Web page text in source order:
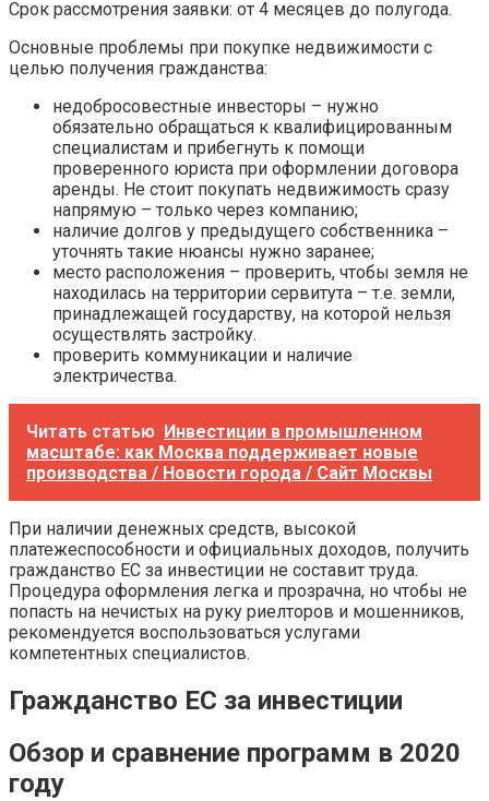
Срок рассмотрения заявки: от 4 месяцев до полугода.
Основные проблемы при покупке недвижимости с
целью получения гражданства:
недобросовестные инвесторы – нужно
обязательно обращаться к квалифицированным
специалистам и прибегнуть к помощи
проверенного юриста при оформлении договора
аренды. Не стоит покупать недвижимость сразу
напрямую – только через компанию;
наличие долгов у предыдущего собственника –
уточнять такие нюансы нужно заранее;
место расположения – проверить, чтобы земля не
находилась на территории сервитута – т.е. земли,
принадлежащей государству, на которой нельзя
осуществлять застройку.
проверить коммуникации и наличие
электричества.
Читать статью Инвестиции в промышленном
масштабе: как Москва поддерживает новые
производства / Новости города / Сайт Москвы
При наличии денежных средств, высокой
платежеспособности и официальных доходов, получить
гражданство ЕС за инвестиции не составит труда.
Процедура оформления легка и прозрачна, но чтобы не
попасть на нечистых на руку риелторов и мошенников,
рекомендуется воспользоваться услугами
компетентных специалистов.
Гражданство ЕС за инвестиции
Обзор и сравнение программ в 2020
году